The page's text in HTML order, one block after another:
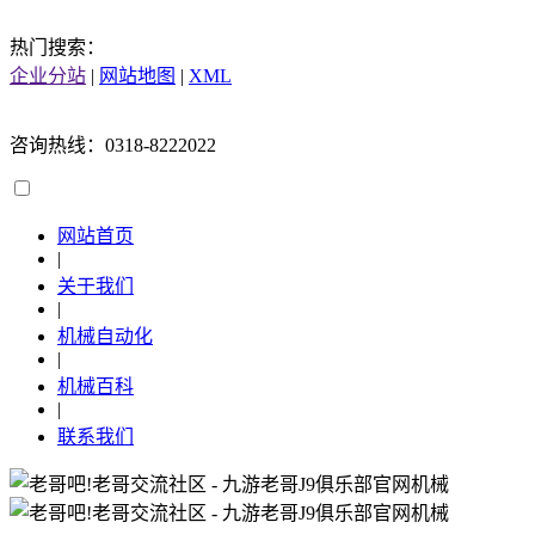
热门搜索：
企业分站 | 网站地图 | XML
咨询热线：0318-8222022
网站首页
|
关于我们
|
机械自动化
|
机械百科
|
联系我们